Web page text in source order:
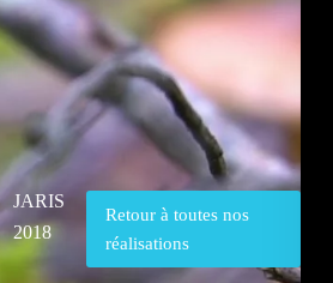
JARIS
2018
Retour à toutes nos
réalisations